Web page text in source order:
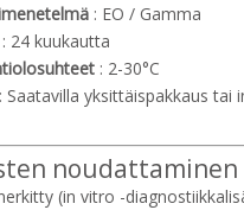
: EO / Gamma
: 24 kuukautta
: 2-30°C
: Saatavilla yksittäispakkaus tai
noudattaminen
(in vitro -